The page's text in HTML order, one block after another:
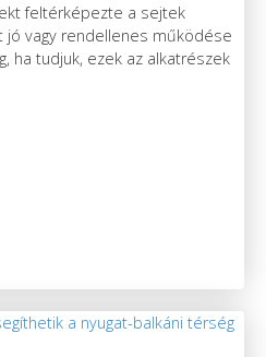
feltérképezte a sejtek
jó vagy rendellenes működése
ha tudjuk, ezek az alkatrészek